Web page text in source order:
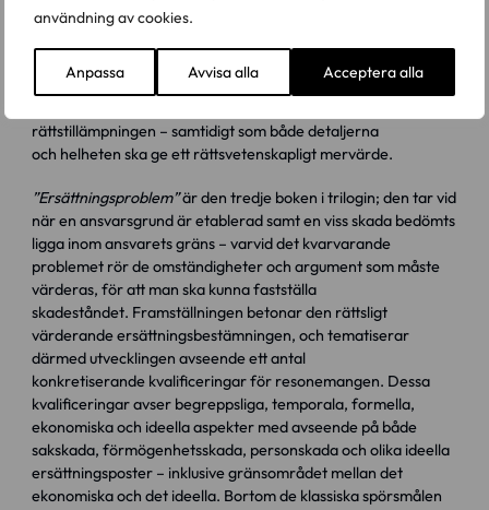
användning av cookies.
Anpassa Avvisa alla Acceptera alla
ansvarsgrund (Bok I), ansvarsgräns (Bok II) och
fristående monografisk behandling av respektive tema.
Framställningen är uppbyggd så att de olika analyserna ska
rättstillämpningen – samtidigt som både detaljerna
och helheten ska ge ett rättsvetenskapligt mervärde.
”Ersättningsproblem”är den tredje boken i trilogin; den tar vid
när en ansvarsgrund är etablerad samt en viss skada bedömts
ligga inom ansvarets gräns – varvid det kvarvarande
problemet rör de omständigheter och argument som måste
värderas, för att man ska kunna fastställa
skadeståndet. Framställningen betonar den rättsligt
värderande ersättningsbestämningen, och tematiserar
därmed utvecklingen avseende ett antal
konkretiserande kvalificeringar för resonemangen. Dessa
kvalificeringar avser begreppsliga, temporala, formella,
ekonomiska och ideella aspekter med avseende på både
sakskada, förmögenhetsskada, personskada och olika ideella
ersättningsposter – inklusive gränsområdet mellan det
ekonomiska och det ideella. Bortom de klassiska spörsmålen